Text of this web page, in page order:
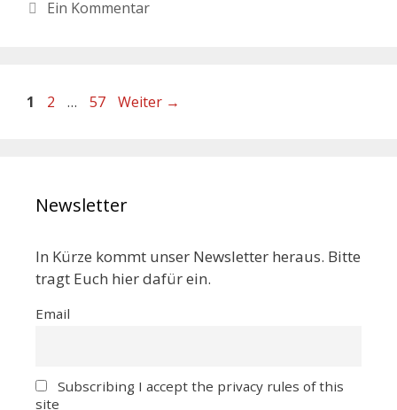
Ein Kommentar
1 2 … 57 Weiter →
Newsletter
In Kürze kommt unser Newsletter heraus. Bitte
tragt Euch hier dafür ein.
Email
Subscribing I accept the privacy rules of this
site